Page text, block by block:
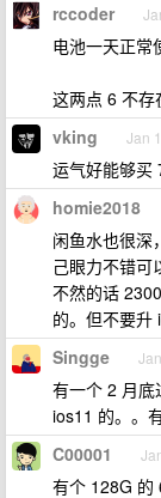
rccoder
电池一天正常
这两点 6 不
vking Jan
运气好能够买
homie2018
闲鱼水也很深
己眼力不错可
不然的话
的。但不要升
Singge
有一个 2 月
ios11 的。。
C00001
有个 128G 的